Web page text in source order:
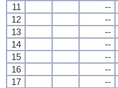
11
--
12
--
13
--
14
--
15
--
16
--
17
--